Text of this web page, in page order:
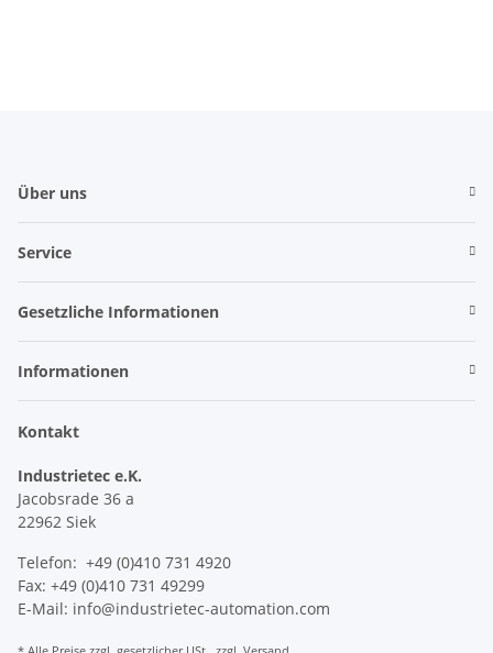
Über uns
Service
Gesetzliche Informationen
Informationen
Kontakt
Industrietec e.K.
Jacobsrade 36 a
22962 Siek
Telefon: +49 (0)410 731 4920
Fax: +49 (0)410 731 49299
E-Mail: info@industrietec-automation.com